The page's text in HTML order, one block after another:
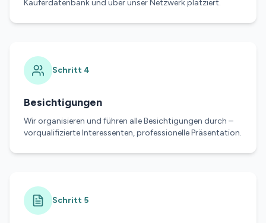
Käuferdatenbank und über unser Netzwerk platziert.
Schritt 4
Besichtigungen
Wir organisieren und führen alle Besichtigungen durch –
vorqualifizierte Interessenten, professionelle Präsentation.
Schritt 5